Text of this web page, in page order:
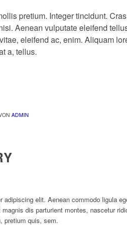
pretium. Integer tincidunt.
Aenean vulputate eleifend
eleifend ac, enim. Aliquam
a, tellus.
ADMIN
elit. Aenean commodo ligula
dis parturient montes, nascetur
pretium quis, sem.